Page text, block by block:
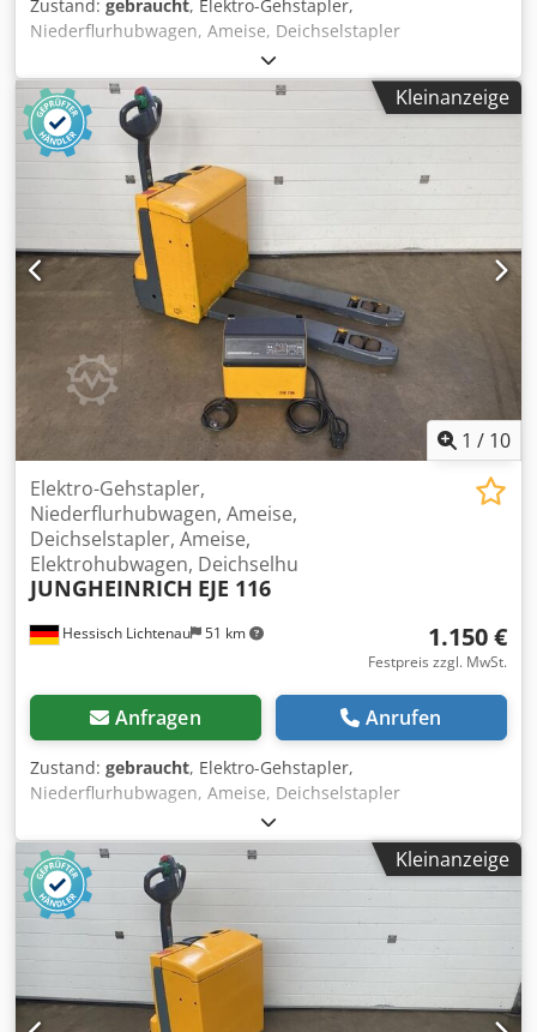
Zustand: gebraucht, Elektro-Gehstapler,
Niederflurhubwagen, Ameise, Deichselstapler
JUNGHEINRICH Typ EJE 116 Masch. Nr.: 98003363 Baujahr
2010 Nenntragkraft: 1600 kg Hubhöhe: 200 mm
Gabellänge: 1150 mm Betriebsspannung: 24 Volt
Gesamtlänge: 1700 mm Gesamtbreite: 730 mm Bauhöhe
mit Deichsel: 1350 mm - Neue Batterie aus Baujahr 09-
2025, Typ 24V 2 PZB 150 (24 Volt, 150 AH) - integriertes
Automatik Ladegerät JUNGHEINRICH, Typ E 230 G 24/30 B-
ELG (24 Volt, 30 Ampere) - 3148 Betriebsstunden
abgelesen. Cedpsxbtxmefx Alyerf Gewicht ca. 460 kg guter
Zustand
Kleinanzeige
1 / 10
Hessisch Lichtenau 51 km
Elektro-Gehstapler,
Niederflurhubwagen, Ameise,
Deichselstapler, Ameise,
Elektrohubwagen, Deichselhu
JUNGHEINRICH EJE 116
1.150 €
Festpreis zzgl. MwSt.
Anfragen Anrufen
Zustand: gebraucht, Elektro-Gehstapler,
Niederflurhubwagen, Ameise, Deichselstapler
JUNGHEINRICH Typ EJE 116 Masch. Nr: 90292723 Baujahr
2008 Nenntragkraft: 1600 kg Hubhöhe: 200 mm
Gabellänge: 1150 mm Betriebsspannung: 24 Volt
Gesamtlänge: 1750 mm Gesamtbreite: 730 mm Bauhöhe
mit Deichsel: 1330 mm - Batterie aus Baujahr 2014, Typ
24V 2 PzS 250 (24 Volt, 250 AH) - Batterie Automatik-
Ladegerät Jungheinrich 24 Volt, 20 Amp Cjdoyxy Sqopfx
Alyorf - 2767 Betriebsstunden abgelesen. Gewicht ca. 560
kg guter Zustand
Kleinanzeige